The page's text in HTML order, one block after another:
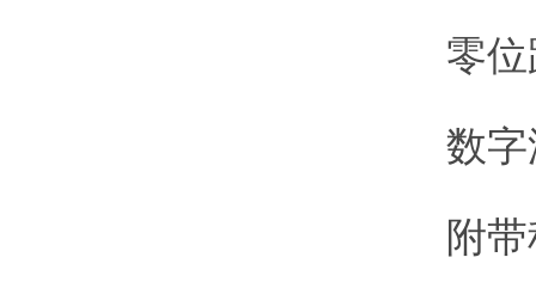
零位跟
数字滤
附带称